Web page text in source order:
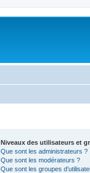
Niveaux des utilisateurs et
Que sont les administrateurs ?
Que sont les modérateurs ?
Que sont les groupes